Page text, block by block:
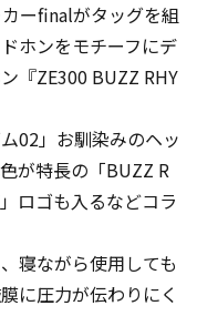
ーfinalがタッグを組
ホンをモチーフにデ
『ZE300 BUZZ RHY
02」お馴染みのヘッ
が特長の「BUZZ R
ロゴも入るなどコラ
寝ながら使用しても
に圧力が伝わりにく